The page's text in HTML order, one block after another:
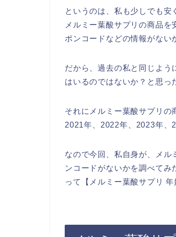
というのは、私も少しでも安
メルミー葉酸サプリの商品
ポンコードなどの情報がない
だから、過去の私と同じよう
はいるのではないか？と思っ
それにメルミー葉酸サプリの
2021年、2022年、2023年、
なので今回、私自身が、メル
ンコードがないかを調べて
って【メルミー葉酸サプリ